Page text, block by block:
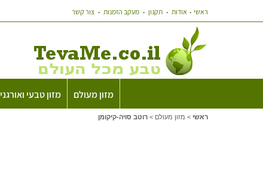
ראשי אודות תקנון מעקב הזמנות צור קשר
מזון מעולם מזון טבעי ואורגני
ראשי > מזון מעולם > רוטב סויה-קיקומן